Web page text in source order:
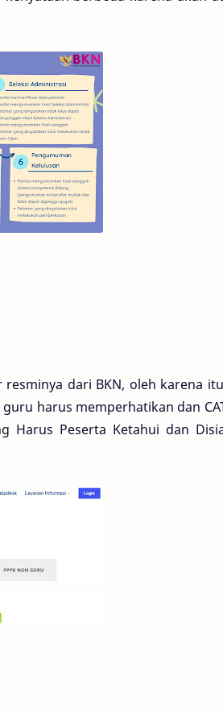
dari BKN, oleh karena
harus memperhatikan dan
Harus Peserta Ketahui dan